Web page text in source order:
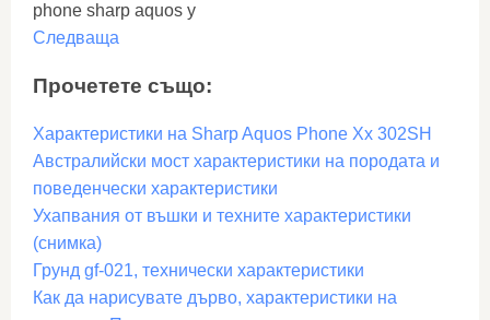
phone sharp aquos y
Следваща
Прочетете също:
Характеристики на Sharp Aquos Phone Xx 302SH
Австралийски мост характеристики на породата и
поведенчески характеристики
Ухапвания от въшки и техните характеристики
(снимка)
Грунд gf-021, технически характеристики
Как да нарисувате дърво, характеристики на